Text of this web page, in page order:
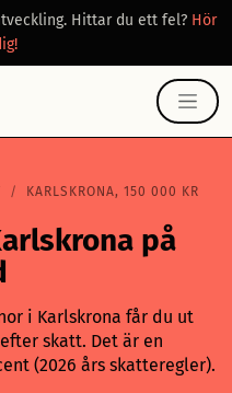
Hittar du ett fel? Hör
KARLSKRONA, 150 000 KR
på
i Karlskrona får du ut
skatt. Det är en
(2026 års skatteregler).